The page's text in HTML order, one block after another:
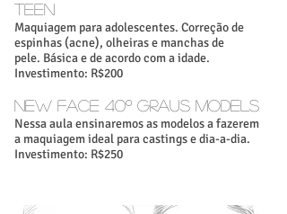
TEEN
Maquiagem para adolescentes. Correção de
espinhas (acne), olheiras e manchas de
pele. Básica e de acordo com a idade.
Investimento: R$200
NEW FACE 40º Graus models
Nessa aula ensinaremos as modelos a fazerem
a maquiagem ideal para castings e dia-a-dia.
Investimento: R$250